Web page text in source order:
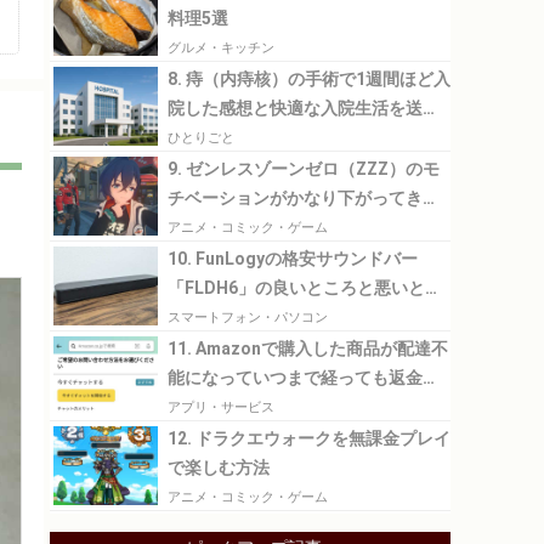
料理5選
グルメ・キッチン
8. 痔（内痔核）の手術で1週間ほど入
院した感想と快適な入院生活を送る
ために必要なこと
ひとりごと
9. ゼンレスゾーンゼロ（ZZZ）のモ
チベーションがかなり下がってきた
のでその理由について考えてみる
アニメ・コミック・ゲーム
10. FunLogyの格安サウンドバー
「FLDH6」の良いところと悪いとこ
ろ
スマートフォン・パソコン
11. Amazonで購入した商品が配達不
能になっていつまで経っても返金さ
れなかった話
アプリ・サービス
12. ドラクエウォークを無課金プレイ
で楽しむ方法
アニメ・コミック・ゲーム